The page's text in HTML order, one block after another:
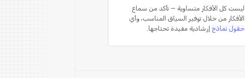
ليست كل الأفكار متساوية — تأكد من سماع
الأفكار من خلال توفير السياق المناسب، وأي
حقول نماذج إرشادية مفيدة تحتاجها.